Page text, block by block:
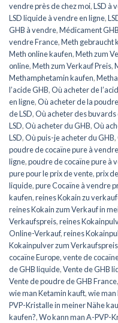
vendre près de chez moi,LSD à
LSD liquide à vendre en ligne,
GHB à vendre,Médicament
vendre France,Meth gebraucht
Meth online kaufen,Meth zum
online,Meth zum Verkauf Preis,
Methamphetamin kaufen,
l’acide GHB,Où acheter de
en ligne,Où acheter de la
de LSD,Où acheter des buvards
LSD,Où acheter du GHB,Où
LSD,Où puis-je acheter du GHB,
poudre de cocaïne pure à vendre
ligne,poudre de cocaïne pure à
pure pour le prix de vente,prix
liquide,pure Cocaïne à vendre
kaufen,reines Kokain zu
reines Kokain zum Verkauf in
Verkaufspreis,reines
Online-Verkauf,reines
Kokainpulver zum Verkaufspreis
cocaïne Europe,vente de
de GHB liquide,Vente de GHB
Vente de poudre de GHB France,
wie man Ketamin kauft,wie man
PVP-Kristalle in meiner Nähe
kaufen?,Wo kann man A-PVP-